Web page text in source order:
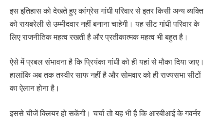
इस इतिहास को देखते हुए कांग्रेस गांधी परिवार से इतर किसी अन्य व्यक्ति
को रायबरेली से उम्मीदवार नहीं बनाना चाहेगी। यह सीट गांधी परिवार के
लिए राजनीतिक महत्व रखती है और प्रतीकात्मक महत्व भी बहुत है।
ऐसे में प्रबल संभावना है कि प्रियंका गांधी को ही यहां से मौका दिया जाए।
हालांकि अब तक तस्वीर साफ नहीं है और सोमवार को ही राज्यसभा सीटों
का ऐलान होना है।
इससे चीजें क्लियर हो सकेंगी। चर्चा तो यह भी है कि आरबीआई के गवर्नर